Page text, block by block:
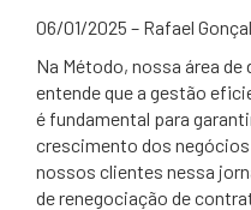
06/01/2025 – Rafael
Na Método, nossa área
entende que a gestão
é fundamental para
crescimento dos
nossos clientes nessa
de renegociação de